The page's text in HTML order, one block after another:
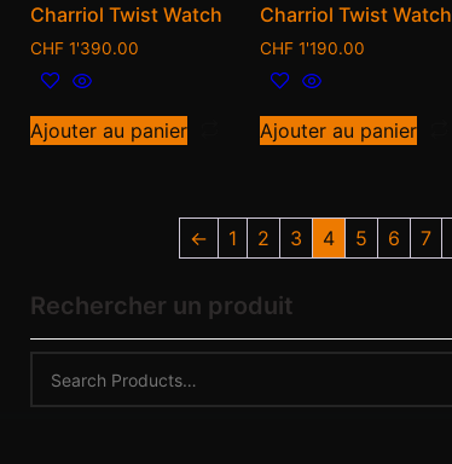
Charriol Twist Watch
CHF 1'390.00
Ajouter au panier
Charriol Twist Watch
CHF 1'190.00
Ajouter au panier
← 1 2 3 4 5 6 7
Rechercher un produit